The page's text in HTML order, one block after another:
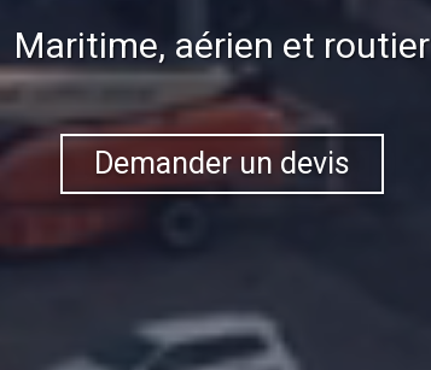
Maritime, aérien et routier
Demander un devis